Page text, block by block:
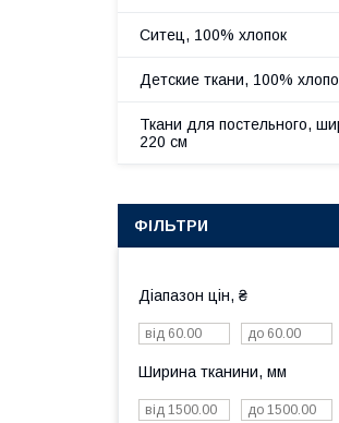
Ситец, 100% хлопок
Детские ткани, 100%
Ткани для постельного,
220 см
ФІЛЬТРИ
Діапазон цін, ₴
Ширина тканини, мм